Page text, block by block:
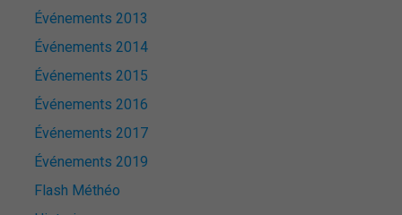
Événements 2013
Événements 2014
Événements 2015
Événements 2016
Événements 2017
Événements 2019
Flash Méthéo